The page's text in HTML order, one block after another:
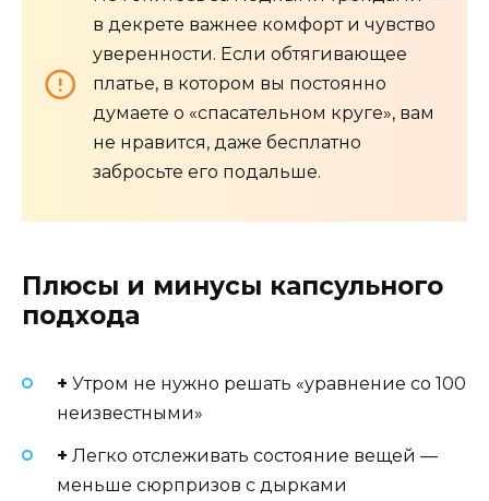
в декрете важнее комфорт и чувство
уверенности. Если обтягивающее
платье, в котором вы постоянно
думаете о «спасательном круге», вам
не нравится, даже бесплатно
забросьте его подальше.
Плюсы и минусы капсульного
подхода
+ Утром не нужно решать «уравнение со 100
неизвестными»
+ Легко отслеживать состояние вещей —
меньше сюрпризов с дырками